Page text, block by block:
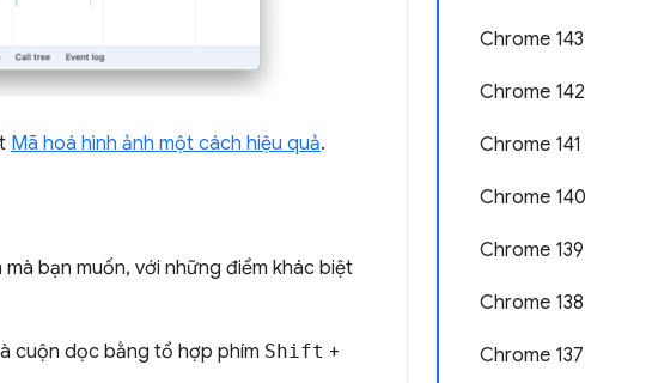
Chrome 143
Chrome 142
Chrome 141
Chrome 140
Chrome 139
Chrome 138
Chrome 137
Mã hoá hình ảnh một cách hiệu quả.
bạn muốn, với những điểm khác biệt
cuộn dọc bằng tổ hợp phím Shift +